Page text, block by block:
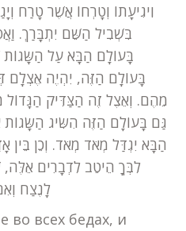
וִיגִיעָתוֹ וְטָרְחוֹ אֲשֶׁר טָרַח
בִּשְׁבִיל הַשֵּׁם יִתְבָּרַךְ.
בָּעוֹלָם הַבָּא עַל
בָּעוֹלָם הַזֶּה, יִהְיֶה אֶצְלָם
מֵהֶם. וְאֵצֶל זֶה הַצַּדִּיק הַגָּדוֹל
גַּם בָּעוֹלָם הַזֶּה הִשִּׂיג הַשָּׂגוֹת
הַבָּא יִגְדַּל מְאֹד מְאֹד. וְכֵן בֵּין
לִבְּךָ הֵיטֵב לִדְבָרִים
לָנֶצַח
во всех бедах, и